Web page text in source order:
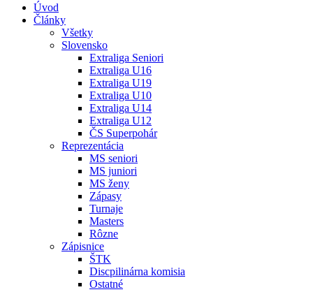
Úvod
Články
Všetky
Slovensko
Extraliga Seniori
Extraliga U16
Extraliga U19
Extraliga U10
Extraliga U14
Extraliga U12
ČS Superpohár
Reprezentácia
MS seniori
MS juniori
MS ženy
Zápasy
Turnaje
Masters
Rôzne
Zápisnice
ŠTK
Discpilinárna komisia
Ostatné